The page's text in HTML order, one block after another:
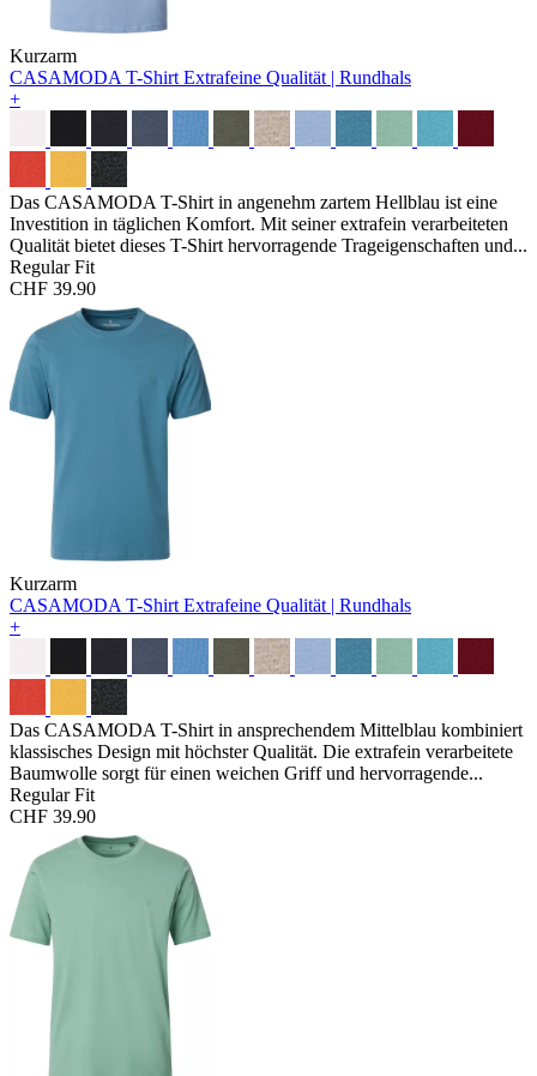
Kurzarm
CASAMODA T-Shirt Extrafeine Qualität | Rundhals
+
Das CASAMODA T-Shirt in angenehm zartem Hellblau ist eine
Investition in täglichen Komfort. Mit seiner extrafein verarbeiteten
Qualität bietet dieses T-Shirt hervorragende Trageigenschaften und...
Regular Fit
CHF 39.90
Kurzarm
CASAMODA T-Shirt Extrafeine Qualität | Rundhals
+
Das CASAMODA T-Shirt in ansprechendem Mittelblau kombiniert
klassisches Design mit höchster Qualität. Die extrafein verarbeitete
Baumwolle sorgt für einen weichen Griff und hervorragende...
Regular Fit
CHF 39.90